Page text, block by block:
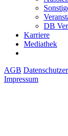
DB
Karriere
Mediathek
AGB
Impressum